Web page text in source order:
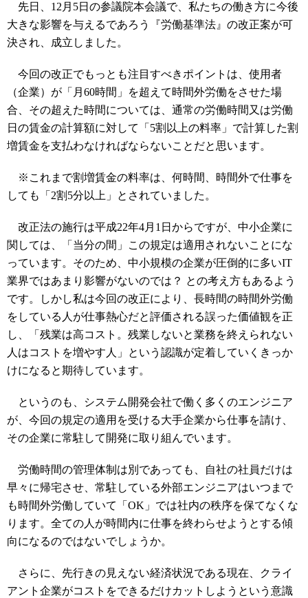
先日、12月5日の参議院本会議で、私たちの働き方に今後
大きな影響を与えるであろう『労働基準法』の改正案が可
決され、成立しました。
今回の改正でもっとも注目すべきポイントは、使用者
（企業）が「月60時間」を超えて時間外労働をさせた場
合、その超えた時間については、通常の労働時間又は労働
日の賃金の計算額に対して「5割以上の料率」で計算した割
増賃金を支払わなければならないことだと思います。
※これまで割増賃金の料率は、何時間、時間外で仕事を
しても「2割5分以上」とされていました。
改正法の施行は平成22年4月1日からですが、中小企業に
関しては、「当分の間」この規定は適用されないことにな
っています。そのため、中小規模の企業が圧倒的に多いIT
業界ではあまり影響がないのでは？ との考え方もあるよう
です。しかし私は今回の改正により、長時間の時間外労働
をしている人が仕事熱心だと評価される誤った価値観を正
し、「残業は高コスト。残業しないと業務を終えられない
人はコストを増やす人」という認識が定着していくきっか
けになると期待しています。
というのも、システム開発会社で働く多くのエンジニア
が、今回の規定の適用を受ける大手企業から仕事を請け、
その企業に常駐して開発に取り組んでいます。
労働時間の管理体制は別であっても、自社の社員だけは
早々に帰宅させ、常駐している外部エンジニアはいつまで
も時間外労働していて「OK」では社内の秩序を保てなくな
ります。全ての人が時間内に仕事を終わらせようとする傾
向になるのではないでしょうか。
さらに、先行きの見えない経済状況である現在、クライ
アント企業がコストをできるだけカットしようという意識